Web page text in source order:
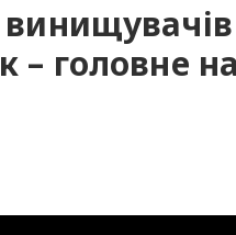
– головне